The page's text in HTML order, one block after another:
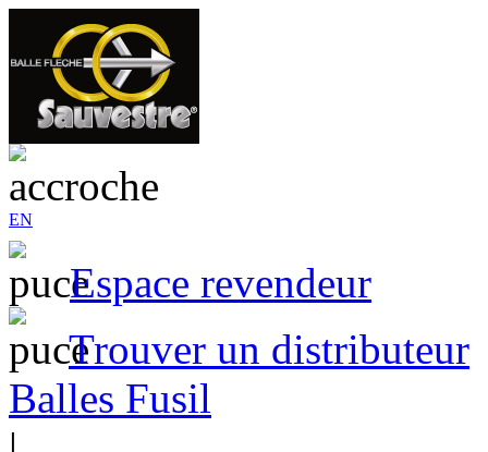
EN
Espace revendeur
Trouver un distributeur
Balles Fusil